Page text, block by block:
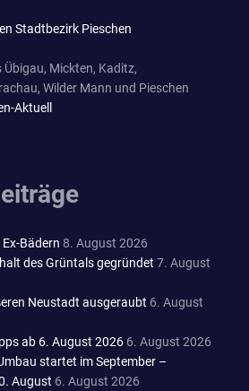
Stadtbezirk Pieschen
Mickten, Kaditz,
Wilder Mann und Pieschen
Aktuell
Bädern 8. August 2026
des Grüntals gegründet 7. August
Neustadt ausgeraubt 6. August
ab 6. August 2026 6. August 2026
startet im September –
August 6. August 2026